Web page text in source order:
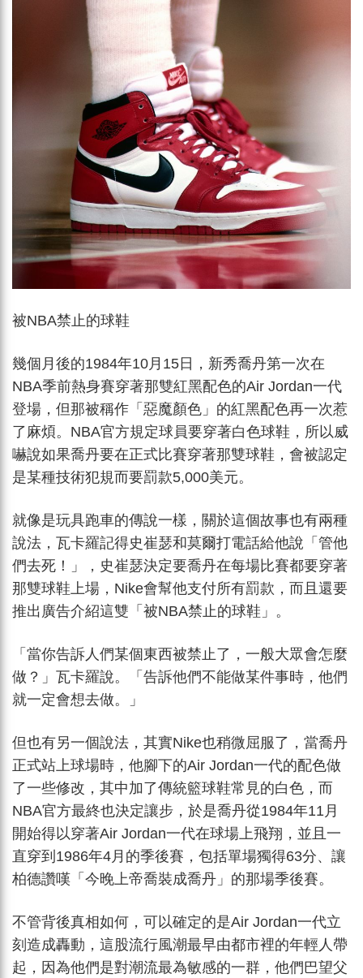
被NBA禁止的球鞋
幾個月後的1984年10月15日，新秀喬丹第一次在
NBA季前熱身賽穿著那雙紅黑配色的Air Jordan一代
登場，但那被稱作「惡魔顏色」的紅黑配色再一次惹
了麻煩。NBA官方規定球員要穿著白色球鞋，所以威
嚇說如果喬丹要在正式比賽穿著那雙球鞋，會被認定
是某種技術犯規而要罰款5,000美元。
就像是玩具跑車的傳說一樣，關於這個故事也有兩種
說法，瓦卡羅記得史崔瑟和莫爾打電話給他說「管他
們去死！」，史崔瑟決定要喬丹在每場比賽都要穿著
那雙球鞋上場，Nike會幫他支付所有罰款，而且還要
推出廣告介紹這雙「被NBA禁止的球鞋」。
「當你告訴人們某個東西被禁止了，一般大眾會怎麼
做？」瓦卡羅說。「告訴他們不能做某件事時，他們
就一定會想去做。」
但也有另一個說法，其實Nike也稍微屈服了，當喬丹
正式站上球場時，他腳下的Air Jordan一代的配色做
了一些修改，其中加了傳統籃球鞋常見的白色，而
NBA官方最終也決定讓步，於是喬丹從1984年11月
開始得以穿著Air Jordan一代在球場上飛翔，並且一
直穿到1986年4月的季後賽，包括單場獨得63分、讓
柏德讚嘆「今晚上帝喬裝成喬丹」的那場季後賽。
不管背後真相如何，可以確定的是Air Jordan一代立
刻造成轟動，這股流行風潮最早由都市裡的年輕人帶
起，因為他們是對潮流最為敏感的一群，他們巴望父